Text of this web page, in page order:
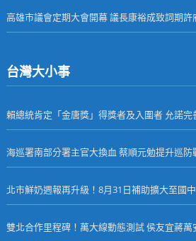
高雄市議會定期大會開幕 議長康裕成致詞期
台灣大小事
賴總統肯定「金唐獎」得獎者及入圍者 允諾完
海巡署南部分署主官大換血 蔡順元勉提升巡防
北市鮮奶週報再升級！8月31日補助擴大至國
雙北合作里程碑！萬大線動態測試 侯友宜蔣萬